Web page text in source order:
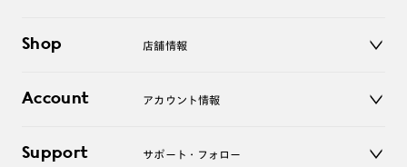
サングラス
コンタクトレンズ
アクセサリー
Shop 店舗情報
オンラインショップ
Account アカウント情報
ログアウト
Support サポート・フォロー